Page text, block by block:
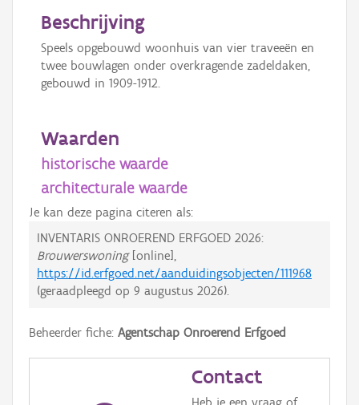
Beschrijving
Speels opgebouwd woonhuis van vier traveeën en
twee bouwlagen onder overkragende zadeldaken,
gebouwd in 1909-1912.
Waarden
historische waarde
architecturale waarde
Je kan deze pagina citeren als:
INVENTARIS ONROEREND ERFGOED 2026:
Brouwerswoning[online],
https://id.erfgoed.net/aanduidingsobjecten/111968
(geraadpleegd op 9 augustus 2026).
Beheerder fiche: Agentschap Onroerend Erfgoed
Contact